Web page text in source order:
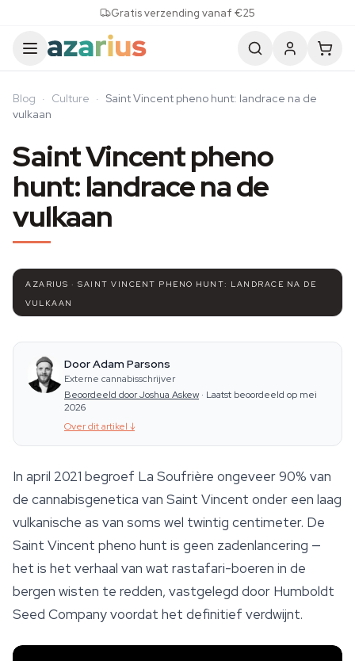
Gratis verzending vanaf €25
Blog · Culture · Saint Vincent pheno hunt: landrace na de
vulkaan
Saint Vincent pheno
hunt: landrace na de
vulkaan
AZARIUS · SAINT VINCENT PHENO HUNT: LANDRACE NA DE
VULKAAN
Door Adam Parsons
Externe cannabisschrijver
Beoordeeld door Joshua Askew · Laatst beoordeeld op mei
2026
Over dit artikel ↓
In april 2021 begroef La Soufrière ongeveer 90% van
de cannabisgenetica van Saint Vincent onder een laag
vulkanische as van soms wel twintig centimeter. De
Saint Vincent pheno hunt is geen zadenlancering —
het is het verhaal van wat rastafari-boeren in de
bergen wisten te redden, vastgelegd door Humboldt
Seed Company voordat het definitief verdwijnt.